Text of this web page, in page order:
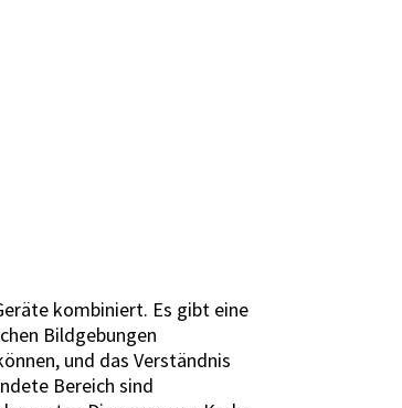
kombiniert. Es gibt eine
Bildgebungen
und das Verständnis
Bereich sind